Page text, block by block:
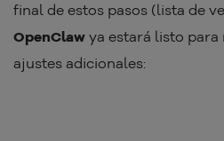
final de estos pasos (lista de
OpenClaw ya estará listo
ajustes adicionales: